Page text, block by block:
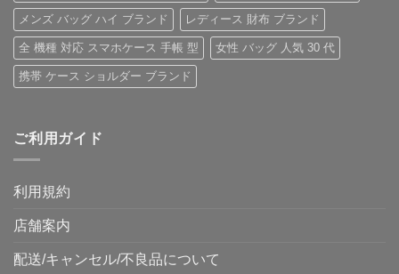
メンズ バッグ ハイ ブランド レディース 財布 ブランド
全 機種 対応 スマホケース 手帳 型 女性 バッグ 人気 30 代
携帯 ケース ショルダー ブランド
ご利用ガイド
利用規約
店舗案内
配送/キャンセル/不良品について